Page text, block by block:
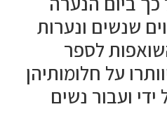
שנשים ונערות
לספר
על חלומותיהן
ועבור נשים